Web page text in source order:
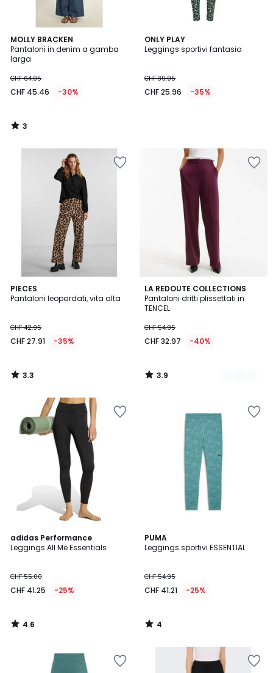
MOLLY BRACKEN
Pantaloni in denim a gamba
larga
CHF 64.95
CHF 45.46 -30%
3
/
5
3
/
ONLY PLAY
Leggings sportivi fantasia
CHF 39.95
CHF 25.96 -35%
PIECES
Pantaloni leopardati, vita alta
CHF 42.95
CHF 27.91 -35%
3.3
/ 5
3.3
/
LA REDOUTE COLLECTIONS
Pantaloni dritti plissettati in
TENCEL
CHF 54.95
CHF 32.97 -40%
3.9
/ 5
2
Colori
3.9
/
adidas Performance
Leggings All Me Essentials
CHF 55.00
CHF 41.25 -25%
4.6
/ 5
4.6
/
PUMA
Leggings sportivi ESSENTIAL
CHF 54.95
CHF 41.21 -25%
4
/
4
/